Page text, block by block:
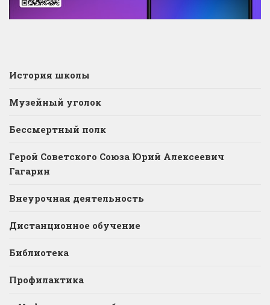
История школы
Музейный уголок
Бессмертный полк
Герой Советского Союза Юрий Алексеевич
Гагарин
Внеурочная деятельность
Дистанционное обучение
Библиотека
Профилактика